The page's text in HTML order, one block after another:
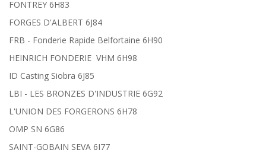
FONTREY 6H83
FORGES D'ALBERT 6J84
FRB - Fonderie Rapide Belfortaine 6H90
HEINRICH FONDERIE VHM 6H98
ID Casting Siobra 6J85
LBI - LES BRONZES D'INDUSTRIE 6G92
L'UNION DES FORGERONS 6H78
OMP SN 6G86
SAINT-GOBAIN SEVA 6J77